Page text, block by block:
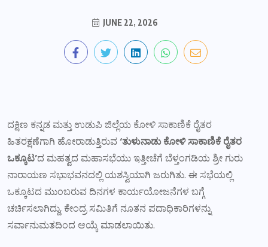
JUNE 22, 2026
ದಕ್ಷಿಣ ಕನ್ನಡ ಮತ್ತು ಉಡುಪಿ ಜಿಲ್ಲೆಯ ಕೋಳಿ ಸಾಕಾಣಿಕೆ ರೈತರ
ಹಿತರಕ್ಷಣೆಗಾಗಿ ಹೋರಾಡುತ್ತಿರುವ ‘ತುಳುನಾಡು ಕೋಳಿ ಸಾಕಾಣಿಕೆ ರೈತರ
ಒಕ್ಕೂಟ’ದ ಮಹತ್ವದ ಮಹಾಸಭೆಯು ಇತ್ತೀಚೆಗೆ ಬೆಳ್ತಂಗಡಿಯ ಶ್ರೀ ಗುರು
ನಾರಾಯಣ ಸಭಾಭವನದಲ್ಲಿ ಯಶಸ್ವಿಯಾಗಿ ಜರುಗಿತು. ಈ ಸಭೆಯಲ್ಲಿ
ಒಕ್ಕೂಟದ ಮುಂಬರುವ ದಿನಗಳ ಕಾರ್ಯಯೋಜನೆಗಳ ಬಗ್ಗೆ
ಚರ್ಚಿಸಲಾಗಿದ್ದು, ಕೇಂದ್ರ ಸಮಿತಿಗೆ ನೂತನ ಪದಾಧಿಕಾರಿಗಳನ್ನು
ಸರ್ವಾನುಮತದಿಂದ ಆಯ್ಕೆ ಮಾಡಲಾಯಿತು.